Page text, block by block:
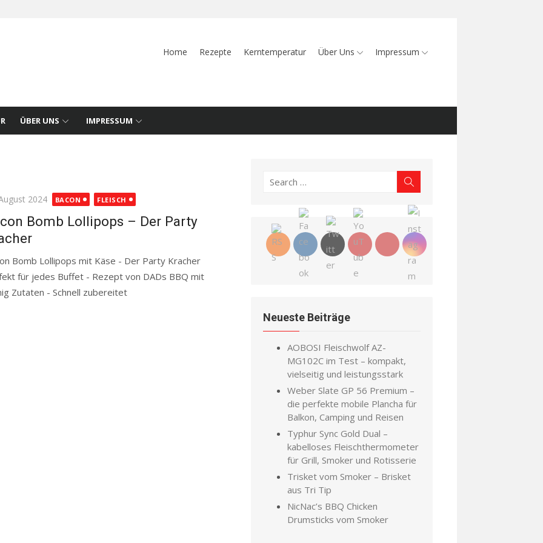
Home Rezepte Kerntemperatur Über Uns Impressum
ÜBER UNS IMPRESSUM
2024 BACON FLEISCH
Bomb Lollipops – Der Party
Bomb Lollipops mit Käse - Der Party Kracher
für jedes Buffet - Rezept von DADs BBQ mit
Zutaten - Schnell zubereitet
Search
Neueste Beiträge
AOBOSI Fleischwolf AZ-
MG102C im Test – kompakt,
vielseitig und leistungsstark
Weber Slate GP 56 Premium –
die perfekte mobile Plancha für
Balkon, Camping und Reisen
Typhur Sync Gold Dual –
kabelloses Fleischthermometer
für Grill, Smoker und Rotisserie
Trisket vom Smoker – Brisket
aus Tri Tip
NicNac’s BBQ Chicken
Drumsticks vom Smoker